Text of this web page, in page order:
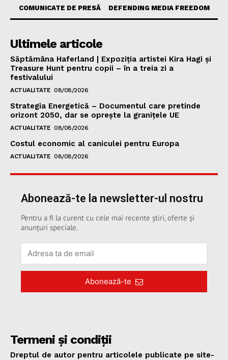
COMUNICATE DE PRESĂ DEFENDING MEDIA FREEDOM
Ultimele articole
Săptămâna Haferland | Expoziţia artistei Kira Hagi şi
Treasure Hunt pentru copii – în a treia zi a
festivalului
ACTUALITATE 08/08/2026
Strategia Energetică – Documentul care pretinde
orizont 2050, dar se oprește la granițele UE
ACTUALITATE 08/08/2026
Costul economic al caniculei pentru Europa
ACTUALITATE 08/08/2026
Abonează-te la newsletter-ul nostru
Pentru a fi la curent cu cele mai recente știri, oferte și
anunțuri speciale.
Abonează-te
Termeni și condiții
Dreptul de autor pentru articolele publicate pe site-